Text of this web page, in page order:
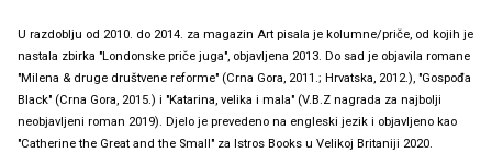
U razdoblju od 2010. do 2014. za magazin Art pisala je kolumne/priče, od kojih je
nastala zbirka "Londonske priče juga", objavljena 2013. Do sad je objavila romane
"Milena & druge društvene reforme" (Crna Gora, 2011.; Hrvatska, 2012.), "Gospođa
Black" (Crna Gora, 2015.) i "Katarina, velika i mala" (V.B.Z nagrada za najbolji
neobjavljeni roman 2019). Djelo je prevedeno na engleski jezik i objavljeno kao
"Catherine the Great and the Small" za Istros Books u Velikoj Britaniji 2020.